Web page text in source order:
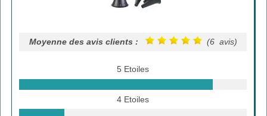
Moyenne des avis clients : (6 avis)
5 Etoiles
4 Etoiles